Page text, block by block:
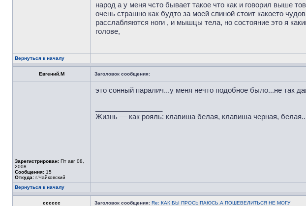
народ а у меня чсто бывает такое что как и говорил выше
очень страшно как будто за моей спиной стоит какоето
расслабляются ноги , и мышцы тела, но состояние это я
голове,
Вернуться к началу
Евгений.М Заголовок сообщения:
Зарегистрирован: Пт авг 08,
2008
Сообщения: 15
Откуда: г.Чайковский
это сонный паралич...у меня нечто подобное было...не так
Жизнь — как рояль: клавиша белая, клавиша черная,
Вернуться к началу
сссссс Заголовок сообщения: Re: КАК БЫ ПРОСЫПАЮСЬ,А ПОШЕВЕЛИТЬСЯ НЕ МОГУ